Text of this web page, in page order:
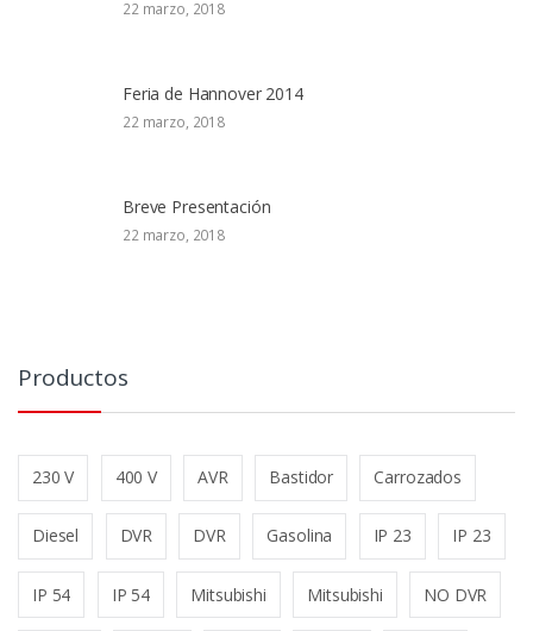
22 marzo, 2018
Feria de Hannover 2014
22 marzo, 2018
Breve Presentación
22 marzo, 2018
Productos
230 V 400 V AVR Bastidor Carrozados
Diesel DVR DVR Gasolina IP 23 IP 23
IP 54 IP 54 Mitsubishi Mitsubishi NO DVR